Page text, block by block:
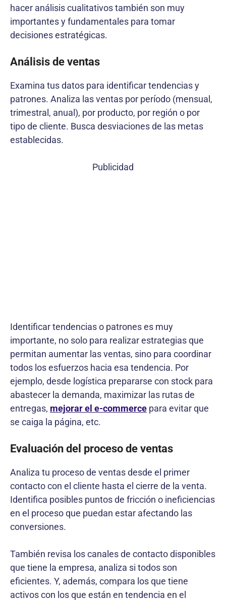
hacer análisis cualitativos también son muy
importantes y fundamentales para tomar
decisiones estratégicas.
Análisis de ventas
Examina tus datos para identificar tendencias y
patrones. Analiza las ventas por período (mensual,
trimestral, anual), por producto, por región o por
tipo de cliente. Busca desviaciones de las metas
establecidas.
Publicidad
Identificar tendencias o patrones es muy
importante, no solo para realizar estrategias que
permitan aumentar las ventas, sino para coordinar
todos los esfuerzos hacia esa tendencia. Por
ejemplo, desde logística prepararse con stock para
abastecer la demanda, maximizar las rutas de
entregas, mejorar el e-commerce para evitar que
se caiga la página, etc.
Evaluación del proceso de ventas
Analiza tu proceso de ventas desde el primer
contacto con el cliente hasta el cierre de la venta.
Identifica posibles puntos de fricción o ineficiencias
en el proceso que puedan estar afectando las
conversiones.
También revisa los canales de contacto disponibles
que tiene la empresa, analiza si todos son
eficientes. Y, además, compara los que tiene
activos con los que están en tendencia en el